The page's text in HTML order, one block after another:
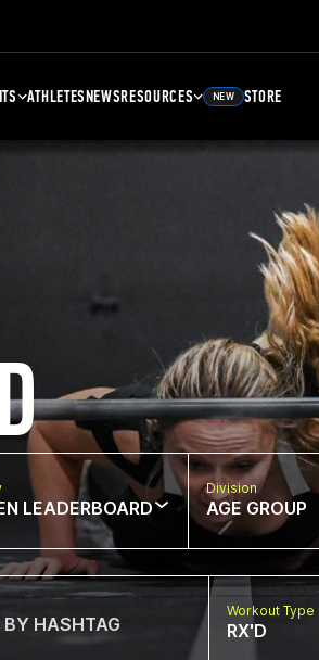
ATHLETESNEWSRESOURCES NEW STORE
LEADERBOARD
Division
AGE GROUP
Workout Type
RX'D